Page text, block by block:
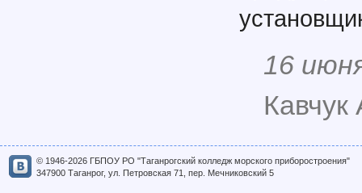
16
© 1946-2026 ГБПОУ РО "Таганрогский колледж морского приборостроения"
347900 Таганрог, ул. Петровская 71, пер. Мечниковский 5